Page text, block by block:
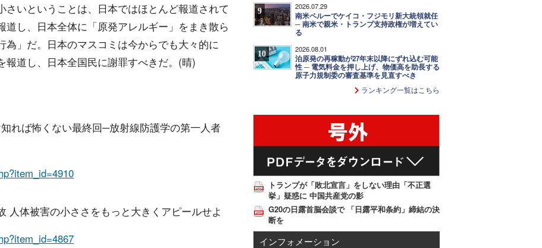
いということは、日本ではほとんど報道されて
道し、日本全体に「原発アレルギー」をまき散ら
為」だ。日本のマスコミは今からでも大々的に
報道し、日本全国民に謝罪すべきだ。(晴)
れば怖くない最終回─放射線防護学の第一人者
人体被害の小ささをもっと大きくアピールせよ
9 2026.07.29
南米ペルーでケイコ・フジモリ新大統領就任
─ 南米で親米・トランプ支持政権が増えてい
る
10 2026.08.01
泊原発の再稼動が27年末以降にずれ込む可能
性 ─ 電気料金を押し上げ、物価高を助長する
原子力規制委の審査基準を見直すべき
ランキング一覧はこちら
トランプが「敗北宣言」をしない理由「不正選
挙」疑惑に 中国共産党の影
G20の日露首脳会談で 「日露平和条約」締結の決
断を
インフォメーション